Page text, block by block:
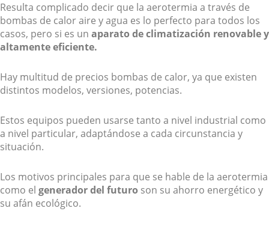
Resulta complicado decir que la aerotermia a través de
bombas de calor aire y agua es lo perfecto para todos los
casos, pero si es un aparato de climatización renovable y
altamente eficiente.
Hay multitud de precios bombas de calor, ya que existen
distintos modelos, versiones, potencias.
Estos equipos pueden usarse tanto a nivel industrial como
a nivel particular, adaptándose a cada circunstancia y
situación.
Los motivos principales para que se hable de la aerotermia
como el generador del futuro son su ahorro energético y
su afán ecológico.